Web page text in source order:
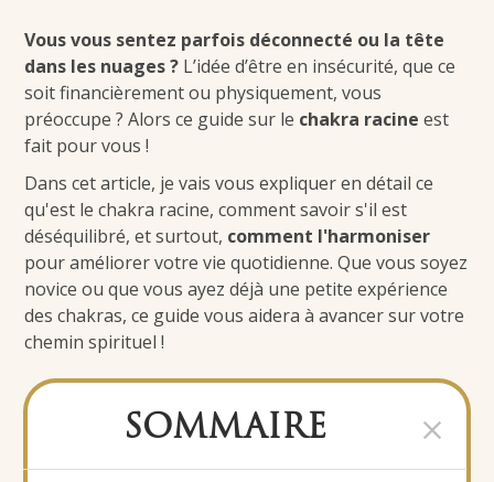
Vous vous sentez parfois déconnecté ou la tête
dans les nuages ? L’idée d’être en insécurité, que ce
soit financièrement ou physiquement, vous
préoccupe ? Alors ce guide sur le chakra racine est
fait pour vous !
Dans cet article, je vais vous expliquer en détail ce
qu'est le chakra racine, comment savoir s'il est
déséquilibré, et surtout, comment l'harmoniser
pour améliorer votre vie quotidienne. Que vous soyez
novice ou que vous ayez déjà une petite expérience
des chakras, ce guide vous aidera à avancer sur votre
chemin spirituel !
SOMMAIRE